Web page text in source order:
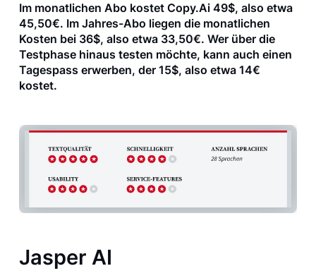
Im monatlichen Abo kostet Copy.Ai 49$, also etwa
45,50€. Im Jahres-Abo liegen die monatlichen
Kosten bei 36$, also etwa 33,50€. Wer über die
Testphase hinaus testen möchte, kann auch einen
Tagespass erwerben, der 15$, also etwa 14€
kostet.
Jasper AI